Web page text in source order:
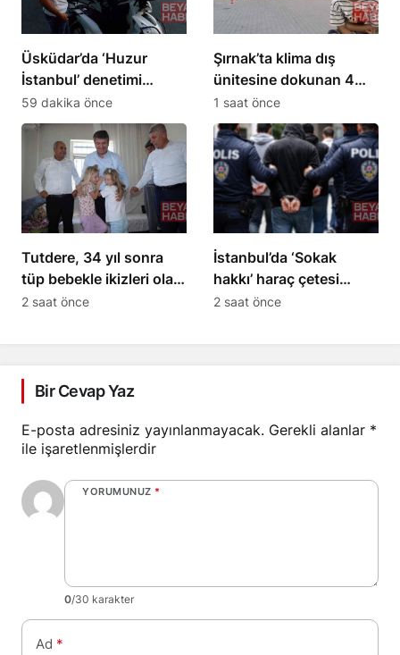
Üsküdar’da ‘Huzur
İstanbul’ denetimi
gerçekleştirildi
59 dakika önce
Şırnak’ta klima dış
ünitesine dokunan 4
yaşındaki Miraç hayatını
kaybetti
1 saat önce
Tutdere, 34 yıl sonra
tüp bebekle ikizleri olan
aileyi ziyaret etti
2 saat önce
İstanbul’da ‘Sokak
hakkı’ haraç çetesi
operasyonu: 24
2 saat önce
Bir Cevap Yaz
E-posta adresiniz yayınlanmayacak. Gerekli alanlar *
ile işaretlenmişlerdir
YORUMUNUZ *
0/30 karakter
Ad *